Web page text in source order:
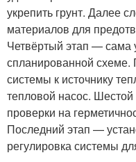
укрепить грунт. Далее
материалов для
Четвёртый этап — сама
спланированной
системы к источнику
тепловой насос.
проверки на
Последний этап —
регулировка системы